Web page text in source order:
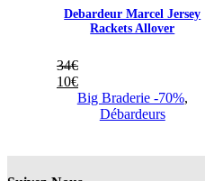
Debardeur Marcel Jersey
Rackets Allover
34€
10€
Big Braderie -70%,
Débardeurs